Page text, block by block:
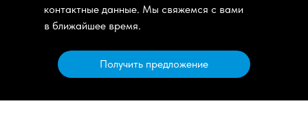
контактные данные. Мы свяжемся с вами
в ближайшее время.
Получить предложение